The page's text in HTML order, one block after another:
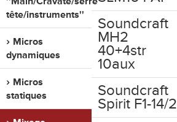
tête/instruments''
Micros
dynamiques
Micros
statiques
Soundcraft
MH2
40+4str
10aux
Soundcraft
Spirit F1-14/2